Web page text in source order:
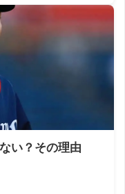
い？その理由